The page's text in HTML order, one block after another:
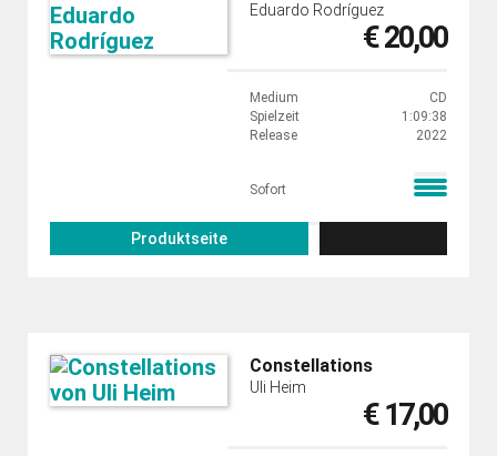
Eduardo Rodríguez
€ 20,00
Medium
CD
Spielzeit
1:09:38
Release
2022
Sofort
Produktseite
Constellations
Uli Heim
€ 17,00